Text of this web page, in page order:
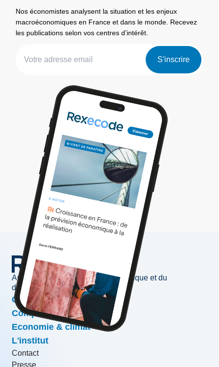
Nos économistes analysent la situation et les enjeux
macroéconomiques en France et dans le monde. Recevez
les publications selon vos centres d’intérêt.
S'inscrire
Au service de l'information économique et du
développement des entreprises
Conjoncture & prévisions
Compétitivité & croissance
Economie & climat
L'institut
Contact
Presse